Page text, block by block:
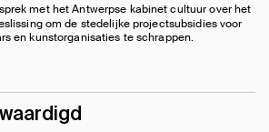
met het Antwerpse kabinet cultuur over het
om de stedelijke projectsubsidies voor
en kunstorganisaties te schrappen.